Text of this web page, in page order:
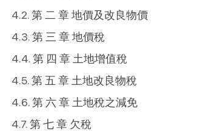
第 二 章 地價及改良物價
第 三 章 地價稅
第 四 章 土地增值稅
第 五 章 土地改良物稅
第 六 章 土地稅之減免
第 七 章 欠稅